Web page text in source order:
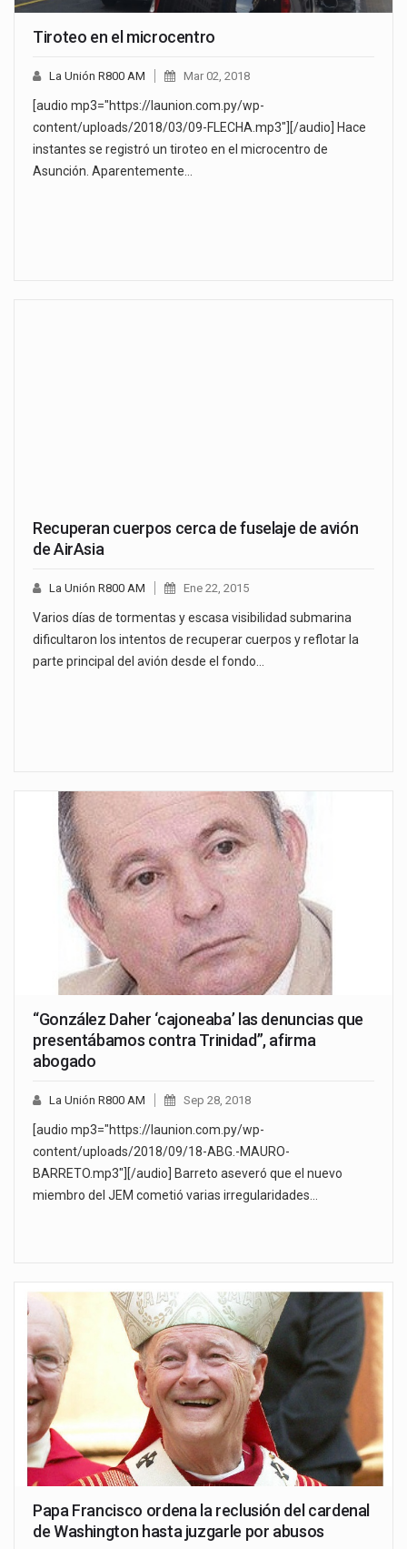
Tiroteo en el microcentro
La Unión R800 AM Mar 02, 2018
[audio mp3="https://launion.com.py/wp-
content/uploads/2018/03/09-FLECHA.mp3"][/audio] Hace
instantes se registró un tiroteo en el microcentro de
Asunción. Aparentemente…
Recuperan cuerpos cerca de fuselaje de avión
de AirAsia
La Unión R800 AM Ene 22, 2015
Varios días de tormentas y escasa visibilidad submarina
dificultaron los intentos de recuperar cuerpos y reflotar la
parte principal del avión desde el fondo…
“González Daher ‘cajoneaba’ las denuncias que
presentábamos contra Trinidad”, afirma
abogado
La Unión R800 AM Sep 28, 2018
[audio mp3="https://launion.com.py/wp-
content/uploads/2018/09/18-ABG.-MAURO-
BARRETO.mp3"][/audio] Barreto aseveró que el nuevo
miembro del JEM cometió varias irregularidades…
Papa Francisco ordena la reclusión del cardenal
de Washington hasta juzgarle por abusos